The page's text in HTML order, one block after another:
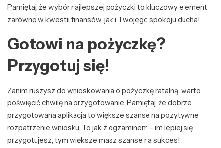
Pamiętaj, że wybór najlepszej pożyczki to kluczowy element
zarówno w kwestii finansów, jak i Twojego spokoju ducha!
Gotowi na pożyczkę?
Przygotuj się!
Zanim ruszysz do wnioskowania o pożyczkę ratalną, warto
poświęcić chwilę na przygotowanie. Pamiętaj, że dobrze
przygotowana aplikacja to większe szanse na pozytywne
rozpatrzenie wniosku. To jak z egzaminem – im lepiej się
przygotujesz, tym większe masz szanse na sukces!